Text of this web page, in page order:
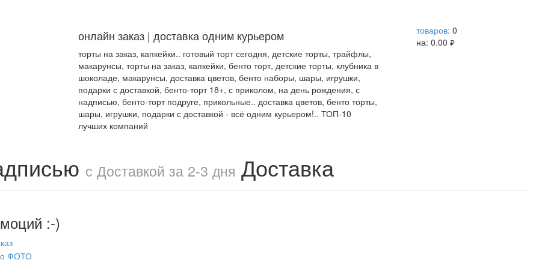
онлайн заказ | доставка одним курьером
торты на заказ, капкейки.. готовый торт сегодня, детские торты, трайфлы,
макарунсы, торты на заказ, капкейки, бенто торт, детские торты, клубника в
шоколаде, макарунсы, доставка цветов, бенто наборы, шары, игрушки,
подарки с доставкой, бенто-торт 18+, с приколом, на день рождения, с
надписью, бенто-торт подруге, прикольные.. доставка цветов, бенто торты,
шары, игрушки, подарки с доставкой - всё одним курьером!.. ТОП-10
лучших компаний
товаров: 0
на: 0.00 руб.
с Доставкой за 2-3 дня Доставка
:-)
ФОТО